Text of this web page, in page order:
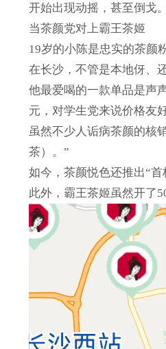
开始出现动摇，甚至倒戈
当茶颜党对上霸王茶姬
19岁的小陈是忠实的茶颜
在长沙，不管是本地伢、
他最爱喝的一款单品是声
元，对学生党来说价格友好
虽然不少人诟病茶颜的核
茶）。”
如今，茶颜悦色还推出“
此外，霸王茶姬虽然开了